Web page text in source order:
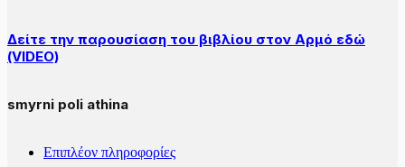
Δείτε την παρουσίαση του βιβλίου στον Αρμό εδώ
(VIDEO)
smyrni poli athina
Επιπλέον πληροφορίες